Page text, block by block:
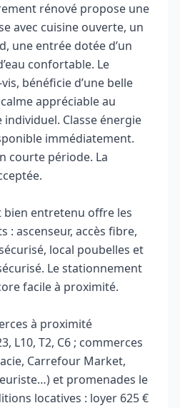
rénové propose une
avec cuisine ouverte, un
une entrée dotée d’un
confortable. Le
bénéficie d’une belle
appréciable au
Classe énergie
immédiatement.
courte période. La
bien entretenu offre les
: ascenseur, accès fibre,
local poubelles et
Le stationnement
facile à proximité.
à proximité
L10, T2, C6 ; commerces
Carrefour Market,
et promenades le
locatives : loyer 625 €